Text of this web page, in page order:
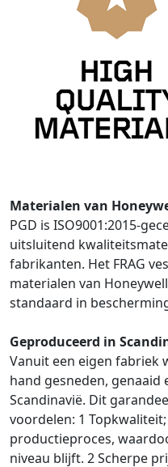
Materialen van
PGD is ISO9001:2015-
uitsluitend
fabrikanten. Het FRAG
materialen van
standaard in
Geproduceerd in
Vanuit een eigen
hand gesneden, genaaid
Scandinavië. Dit
voordelen: 1
productieproces,
niveau blijft. 2 Scherpe